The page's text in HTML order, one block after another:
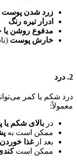
زرد شدن
ادرار تیره رنگ
مدفوع روشن
خارش پوست
2. درد
درد شکم یا کمر
معمولاً:
در بالای شکم
ممکن است به
بعد ازغذا خوردن
ممکن است